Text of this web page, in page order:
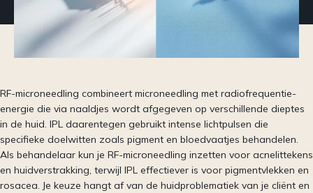
RF-microneedling combineert microneedling met radiofrequentie-
energie die via naaldjes wordt afgegeven op verschillende dieptes
in de huid. IPL daarentegen gebruikt intense lichtpulsen die
specifieke doelwitten zoals pigment en bloedvaatjes behandelen.
Als behandelaar kun je RF-microneedling inzetten voor acnelittekens
en huidverstrakking, terwijl IPL effectiever is voor pigmentvlekken en
rosacea. Je keuze hangt af van de huidproblematiek van je cliënt en